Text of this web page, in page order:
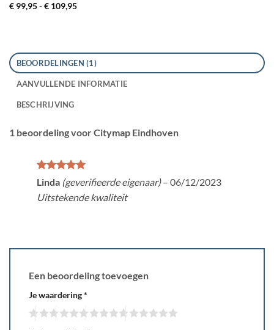
Gewaardeerd
€99,95 - €109,95Prijsklasse:
BEOORDELINGEN (1)
AANVULLENDE INFORMATIE
BESCHRIJVING
1 beoordeling voorCitymap Eindhoven
Gewaardeerd
5uit 5
Linda (geverifieerde eigenaar) – 06/12/2023
Uitstekende kwaliteit
Een beoordeling toevoegen
Je waardering*